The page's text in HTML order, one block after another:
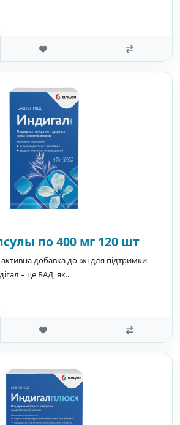
по 400 мг 120 шт
активна добавка до їжі для підтримки
– це БАД, як..